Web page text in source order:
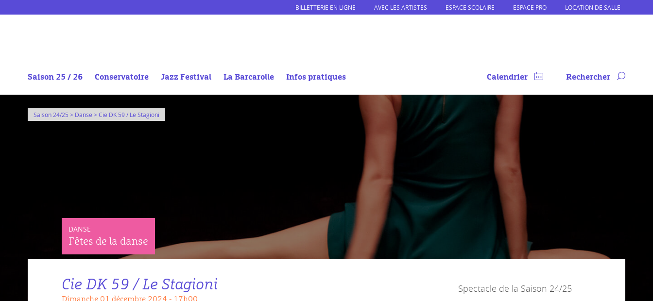
BILLETTERIE EN LIGNE AVEC LES ARTISTES ESPACE SCOLAIRE ESPACE PRO LOCATION DE SALLE
Saison 25 / 26 Conservatoire Jazz Festival La Barcarolle Infos pratiques Calendrier Rechercher
Saison 24/25 > Danse > Cie DK 59 / Le Stagioni
DANSE
Fêtes de la danse
Cie DK 59 / Le Stagioni
dimanche 01 décembre 2024 - 17h00
Spectacle de la Saison 24/25